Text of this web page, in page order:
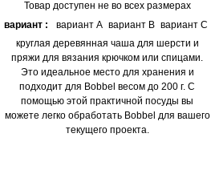
Товар доступен не во всех размерах
вариант :
вариант A вариант B вариант C
круглая деревянная чаша для шерсти и
пряжи для вязания крючком или спицами.
Это идеальное место для хранения и
подходит для Bobbel весом до 200 г. С
помощью этой практичной посуды вы
можете легко обработать Bobbel для вашего
текущего проекта.